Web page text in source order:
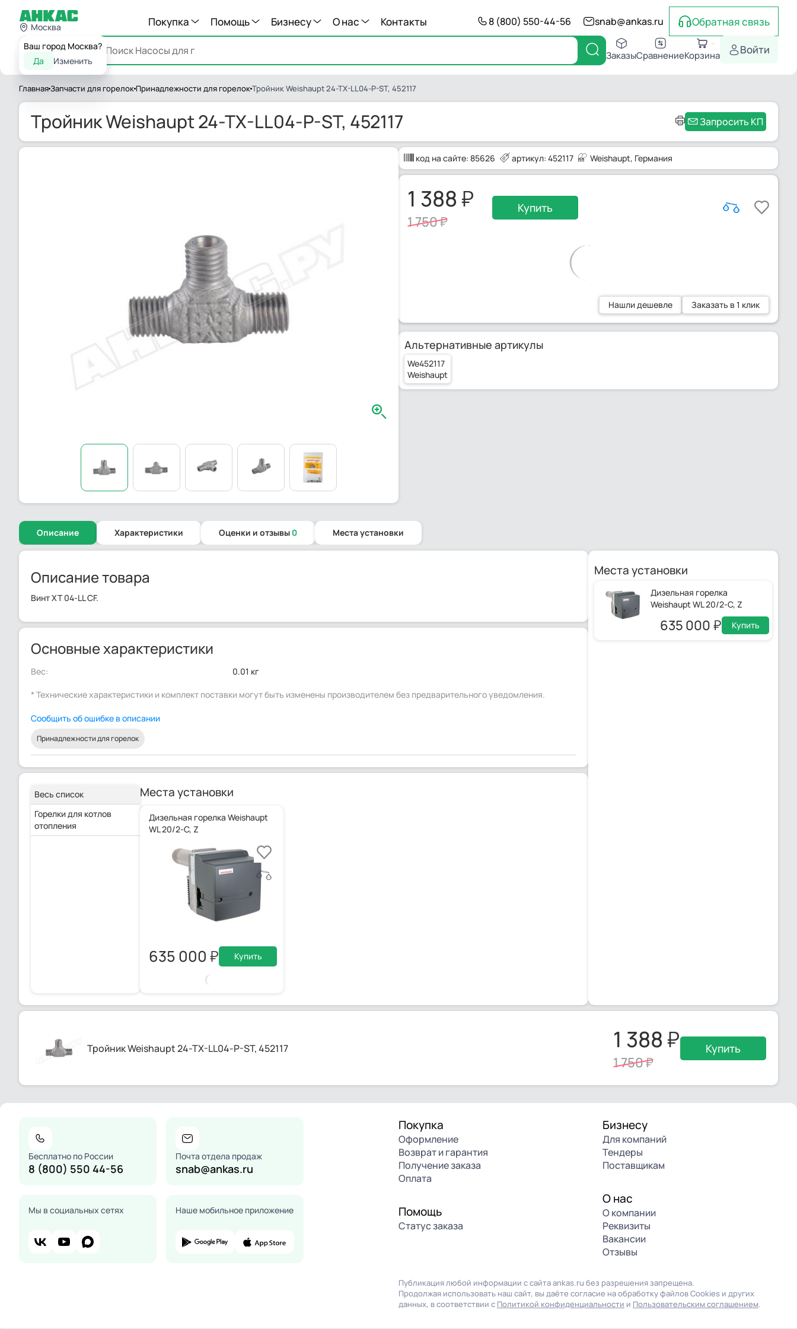
Москва
Ваш город Москва?
Да
Изменить
Покупка Помощь Бизнесу О нас Контакты 8 (800) 550-44-56 snab@ankas.ru Обратная связь
Каталог ЗаказыСравнениеКорзина Войти
ГлавнаяЗапчасти для горелок Принадлежности для горелокТройник Weishaupt 24-TX-LL04-P-ST, 452117
Тройник Weishaupt 24-TX-LL04-P-ST, 452117 Запросить КП
код на сайте: 85626 артикул: 452117 Weishaupt, Германия
1 388
1 750
Купить
Нашли дешевле Заказать в 1 клик
Альтернативные артикулы
We452117
Weishaupt
Описание Характеристики Оценки и отзывы 0 Места установки
Описание товара
Винт XT 04-LL CF.
Основные характеристики
Вес: 0.01 кг
* Технические характеристики и комплект поставки могут быть изменены производителем без предварительного уведомления.
Сообщить об ошибке в описании
Принадлежности для горелок
Весь список
Горелки для котлов
отопления
Места установки
Дизельная горелка Weishaupt
WL 20/2-C, Z
635 000 Купить
Места установки
Дизельная горелка
Weishaupt WL 20/2-C, Z
635 000 Купить
Тройник Weishaupt 24-TX-LL04-P-ST, 452117 1 388
1 750
Купить
Бесплатно по России
8 (800) 550 44-56
Почта отдела продаж
snab@ankas.ru
Мы в социальных сетях Наше мобильное приложение
Покупка
Оформление
Возврат и гарантия
Получение заказа
Оплата
Помощь
Статус заказа
Бизнесу
Для компаний
Тендеры
Поставщикам
О нас
О компании
Реквизиты
Вакансии
Отзывы
Публикация любой информации с сайта ankas.ru без разрешения запрещена.
Продолжая использовать наш сайт, вы даёте согласие на обработку файлов Cookies и других
данных, в соответствии с Политикой конфиденциальности и Пользовательским соглашением.